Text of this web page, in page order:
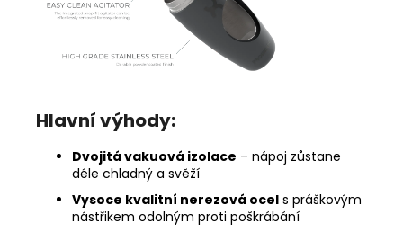
Hlavní výhody:
Dvojitá vakuová izolace – nápoj zůstane
déle chladný a svěží
Vysoce kvalitní nerezová ocel s práškovým
nástřikem odolným proti poškrábání